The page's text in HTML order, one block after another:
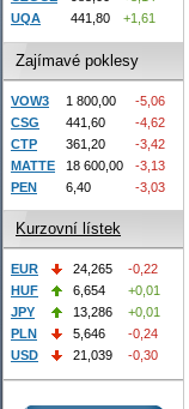
UQA
441,80 +1,61
Zajímavé poklesy
VOW3 1 800,00
-5,06
CSG
441,60
-4,62
CTP
361,20
-3,42
MATTE
18 600,00
-3,13
PEN
6,40 -3,03
Kurzovní lístek
EUR 24,265
-0,22
HUF
6,654
+0,01
JPY
13,286
+0,01
PLN
5,646
-0,24
USD
21,039 -0,30